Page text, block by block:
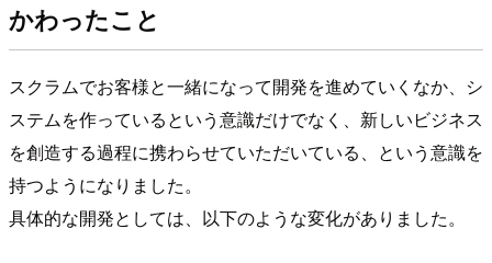
かわったこと
スクラムでお客様と一緒になって開発を進めていくなか、シ
ステムを作っているという意識だけでなく、新しいビジネス
を創造する過程に携わらせていただいている、という意識を
持つようになりました。
具体的な開発としては、以下のような変化がありました。